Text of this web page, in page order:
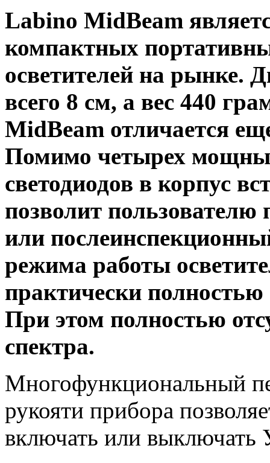
Labino MidBeam
компактных
осветителей на рынке.
всего 8 см, а вес 440
MidBeam отличается
Помимо четырех
светодиодов в корпус
позволит
или
режима работы
практически
При этом полностью
спектра.
Многофункциональный
рукояти прибора
включать или выключать